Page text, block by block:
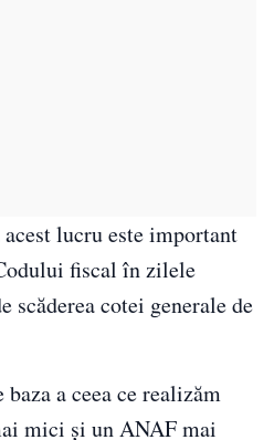
lucru este important
fiscal în zilele
scăderea cotei generale de
a ceea ce realizăm
mici și un ANAF mai